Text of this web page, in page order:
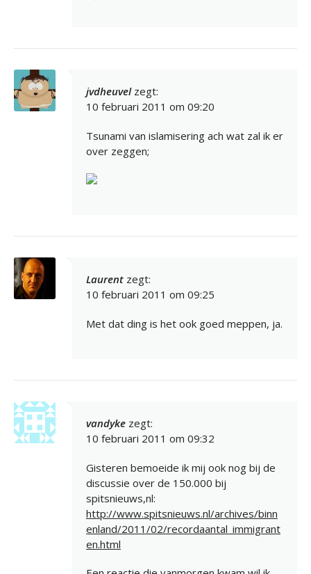
jvdheuvel zegt:
10 februari 2011 om 09:20
Tsunami van islamisering ach wat zal ik er
over zeggen;
Laurent zegt:
10 februari 2011 om 09:25
Met dat ding is het ook goed meppen, ja.
vandyke zegt:
10 februari 2011 om 09:32
Gisteren bemoeide ik mij ook nog bij de
discussie over de 150.000 bij
spitsnieuws,nl:
http://www.spitsnieuws.nl/archives/binn
enland/2011/02/recordaantal_immigrant
en.html